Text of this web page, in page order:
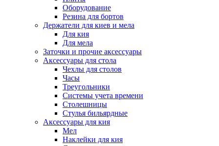
Оборудование
Резина для бортов
Держатели для киев и мела
Для кия
Для мела
Заточки и прочие аксессуары
Аксессуары для стола
Чехлы для столов
Часы
Треугольники
Системы учета времени
Столешницы
Стулья бильярдные
Аксессуары для кия
Мел
Наклейки для кия